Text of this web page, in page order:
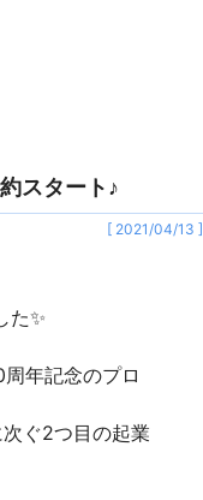
スタート♪
[ 2021/04/13 ]
た✨
年記念のプロ
ぐ2つ目の起業